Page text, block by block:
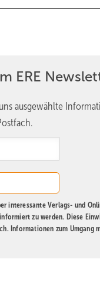
ERE
ausgewählte
interessante Verlags- und
informiert zu werden. Diese
Informationen zum Umgang